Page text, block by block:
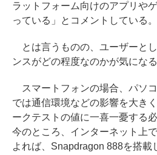
ラットフォーム向けのアプリや
っている」とコメントしている。
とは言うものの、ユーザーと
ンスがどの程度なのかが気になる
スマートフォンの場合、パソ
では通信環境などの影響を大き
ークテストの値に一喜一憂する
今のところ、インターネット上
よれば、Snapdragon 888を搭載